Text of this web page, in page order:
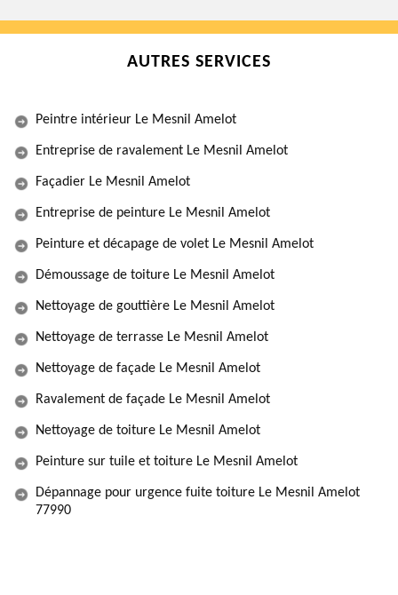
AUTRES SERVICES
Peintre intérieur Le Mesnil Amelot
Entreprise de ravalement Le Mesnil Amelot
Façadier Le Mesnil Amelot
Entreprise de peinture Le Mesnil Amelot
Peinture et décapage de volet Le Mesnil Amelot
Démoussage de toiture Le Mesnil Amelot
Nettoyage de gouttière Le Mesnil Amelot
Nettoyage de terrasse Le Mesnil Amelot
Nettoyage de façade Le Mesnil Amelot
Ravalement de façade Le Mesnil Amelot
Nettoyage de toiture Le Mesnil Amelot
Peinture sur tuile et toiture Le Mesnil Amelot
Dépannage pour urgence fuite toiture Le Mesnil Amelot
77990